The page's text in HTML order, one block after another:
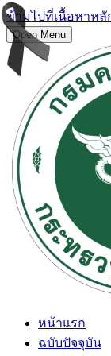
ข้ามไปที่เนื้อหาหลั
Open Menu
หน้าแรก
ฉบับปัจจุบัน